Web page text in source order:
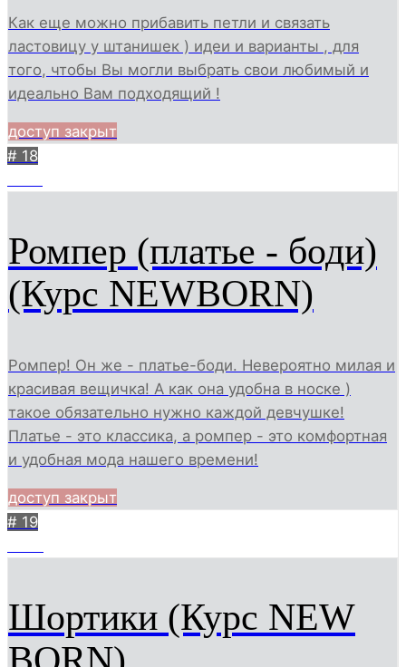
Как еще можно прибавить петли и связать
ластовицу у штанишек ) идеи и варианты , для
того, чтобы Вы могли выбрать свои любимый и
идеально Вам подходящий !
доступ закрыт
# 18
Ромпер (платье - боди)
(Курс NEWBORN)
Ромпер! Он же - платье-боди. Невероятно милая и
красивая вещичка! А как она удобна в носке )
такое обязательно нужно каждой девчушке!
Платье - это классика, а ромпер - это комфортная
и удобная мода нашего времени!
доступ закрыт
# 19
Шортики (Курс NEW